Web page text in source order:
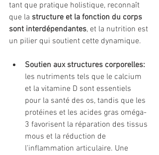
tant que pratique holistique, reconnaît
que la structure et la fonction du corps
sont interdépendantes, et la nutrition est
un pilier qui soutient cette dynamique.
Soutien aux structures corporelles:
les nutriments tels que le calcium
et la vitamine D sont essentiels
pour la santé des os, tandis que les
protéines et les acides gras oméga-
3 favorisent la réparation des tissus
mous et la réduction de
l'inflammation articulaire. Une